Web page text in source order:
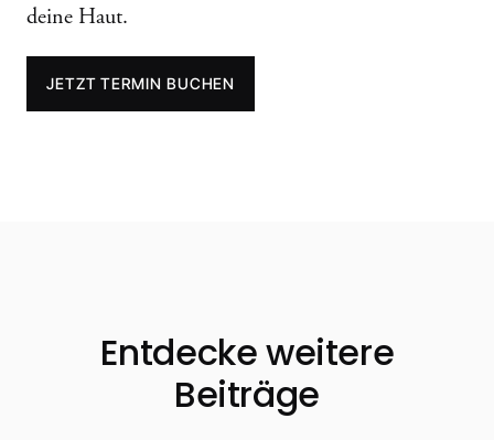
deine Haut.
JETZT TERMIN BUCHEN
Entdecke weitere
Beiträge